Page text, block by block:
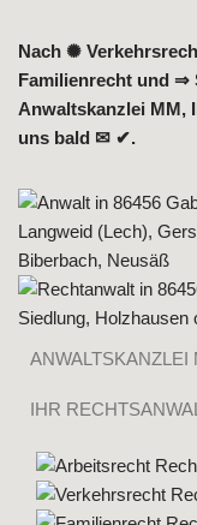
Nach ✺
Familienrecht und
Anwaltskanzlei
uns bald ✉ ✔.
ANWALTSKANZLEI
IHR